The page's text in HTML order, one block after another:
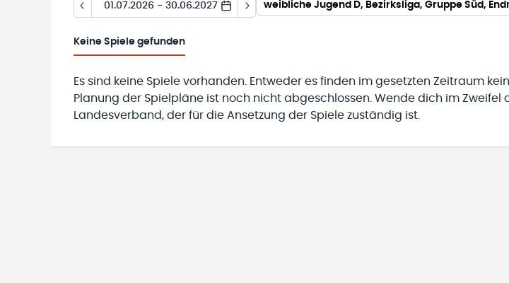
01.07.2026 - 30.06.2027
Keine Spiele gefunden
Es sind keine Spiele vorhanden. Entweder es finden im gesetzten Zeitraum
Planung der Spielpläne ist noch nicht abgeschlossen. Wende dich im Zweifel
Landesverband, der für die Ansetzung der Spiele zuständig ist.